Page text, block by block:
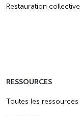
Restauration collective
RESSOURCES
Toutes les ressources